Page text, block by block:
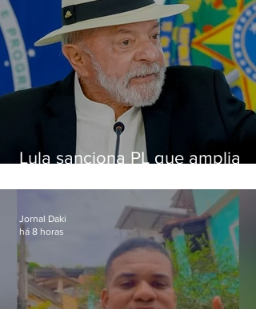
Lula sanciona PL que amplia
crianças
Jornal Daki
há 8 horas